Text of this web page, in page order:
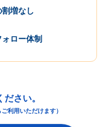
増なし
ロー体制
さい。
利用いただけます）